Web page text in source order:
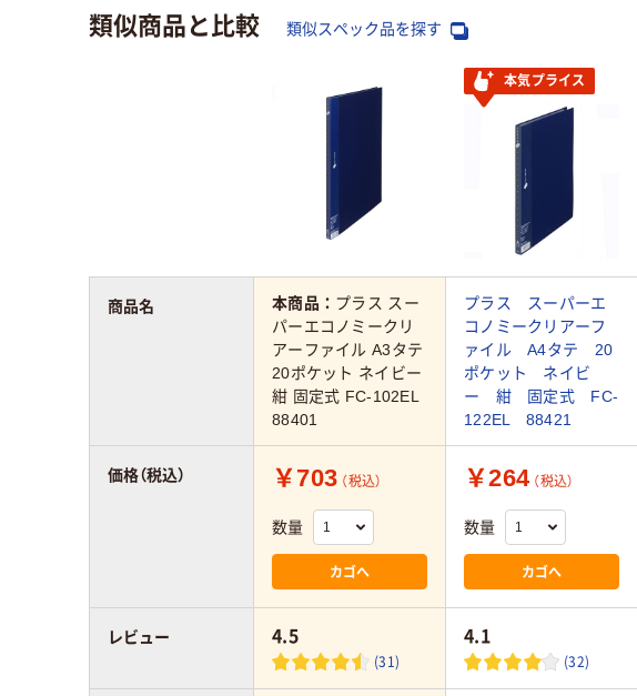
類似商品と比較 類似スペック品を探す
本気プライス
本商品： プラス スー
パーエコノミークリ
アーファイル A3タテ
20ポケット ネイビー
紺 固定式 FC-102EL
88401
プラス スーパーエ
コノミークリアーフ
ァイル A4タテ 20
ポケット ネイビ
ー 紺 固定式 FC-
122EL 88421
￥703 （税込）
数量
カゴへ
￥264 （税込）
数量
カゴへ
4.5
(31)
4.1
(32)
商品名
価格（税込）
レビュー